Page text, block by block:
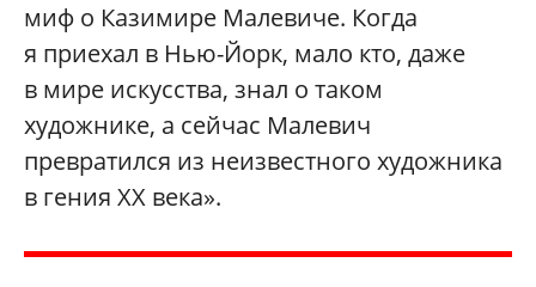
миф о Казимире Малевиче. Когда
я приехал в Нью-Йорк, мало кто, даже
в мире искусства, знал о таком
художнике, а сейчас Малевич
превратился из неизвестного художника
в гения ХХ века».